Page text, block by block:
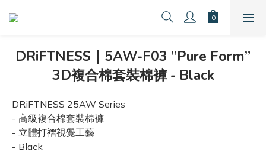
DRiFTNESS｜5AW-F03 ”Pure Form”
3D複合棉套裝棉褲 - Black
DRiFTNESS 25AW Series
- 高級複合棉套裝棉褲
- 立體打褶視覺工藝
- Black